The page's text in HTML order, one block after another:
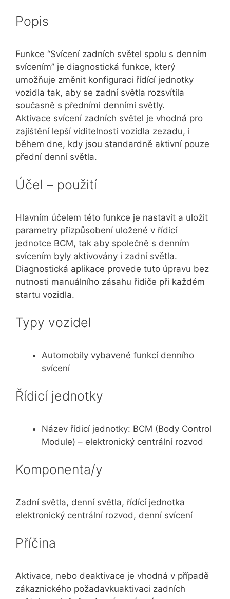
Popis
Funkce “Svícení zadních světel spolu s denním
svícením” je diagnostická funkce, který
umožňuje změnit konfiguraci řídící jednotky
vozidla tak, aby se zadní světla rozsvítila
současně s předními denními světly.
Aktivace svícení zadních světel je vhodná pro
zajištění lepší viditelnosti vozidla zezadu, i
během dne, kdy jsou standardně aktivní pouze
přední denní světla.
Účel – použití
Hlavním účelem této funkce je nastavit a uložit
parametry přizpůsobení uložené v řídicí
jednotce BCM, tak aby společně s denním
svícením byly aktivovány i zadní světla.
Diagnostická aplikace provede tuto úpravu bez
nutnosti manuálního zásahu řidiče při každém
startu vozidla.
Typy vozidel
Automobily vybavené funkcí denního
svícení
Řídicí jednotky
Název řídicí jednotky: BCM (Body Control
Module) – elektronický centrální rozvod
Komponenta/y
Zadní světla, denní světla, řídící jednotka
elektronický centrální rozvod, denní svícení
Příčina
Aktivace, nebo deaktivace je vhodná v případě
zákaznického požadavkuaktivaci zadních